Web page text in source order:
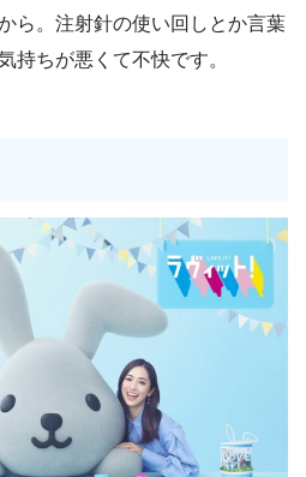
ら。注射針の使い回しとか言葉
持ちが悪くて不快です。